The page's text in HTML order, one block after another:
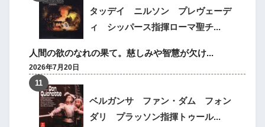
タッデイ ニルソン プレヴェーデ
ィ シッパース指揮ローマ聖チ...
人間の欲のなれの果て。慈しみや智慧が欠け...
2026年7月20日
ベルガンサ ファン・ダム フォン
ダリ プラッソン指揮トゥール...